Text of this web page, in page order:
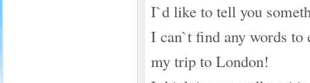
I`d like to tell you
I can`t find any words to
my trip to London!